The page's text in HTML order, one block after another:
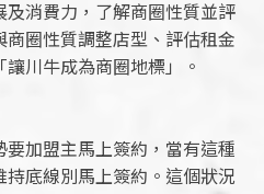
消費力，了解商圈性質並評
圈性質調整店型、評估租金
川牛成為商圈地標」。
加盟主馬上簽約，當有這種
底線別馬上簽約。這個狀況